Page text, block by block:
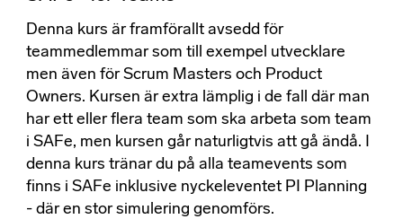
Denna kurs är framförallt avsedd för
teammedlemmar som till exempel utvecklare
men även för Scrum Masters och Product
Owners. Kursen är extra lämplig i de fall där man
har ett eller flera team som ska arbeta som team
i SAFe, men kursen går naturligtvis att gå ändå. I
denna kurs tränar du på alla teamevents som
finns i SAFe inklusive nyckeleventet PI Planning
- där en stor simulering genomförs.